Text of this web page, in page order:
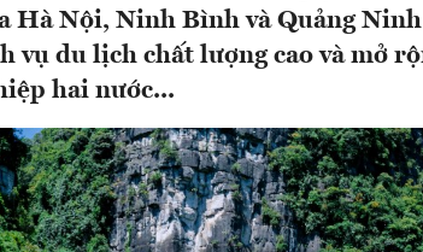
Hà Nội, Ninh Bình và Quảng
vụ du lịch chất lượng cao và mở
hai nước...